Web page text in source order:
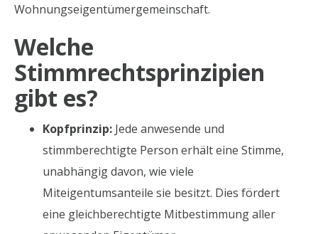
Wohnungseigentümergemeinschaft.
Welche
Stimmrechtsprinzipien
gibt es?
Kopfprinzip: Jede anwesende und
stimmberechtigte Person erhält eine Stimme,
unabhängig davon, wie viele
Miteigentumsanteile sie besitzt. Dies fördert
eine gleichberechtigte Mitbestimmung aller